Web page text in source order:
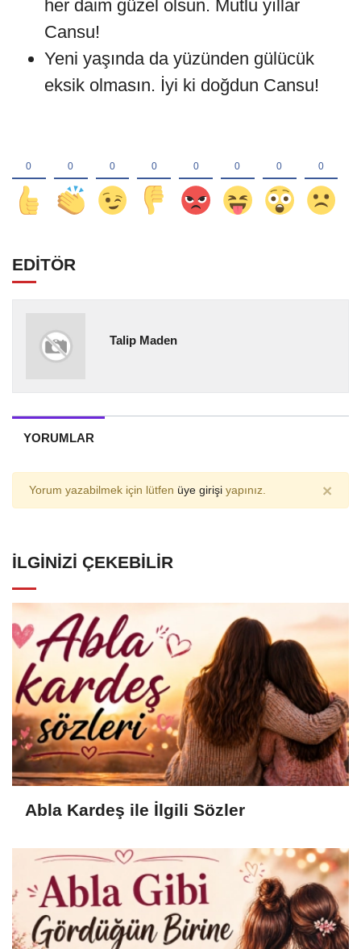
her daim güzel olsun. Mutlu yıllar
Cansu!
Yeni yaşında da yüzünden gülücük
eksik olmasın. İyi ki doğdun Cansu!
EDİTÖR
Talip Maden
YORUMLAR
Yorum yazabilmek için lütfen üye girişi yapınız. ×
İLGINIZI ÇEKEBILIR
Abla Kardeş ile İlgili Sözler